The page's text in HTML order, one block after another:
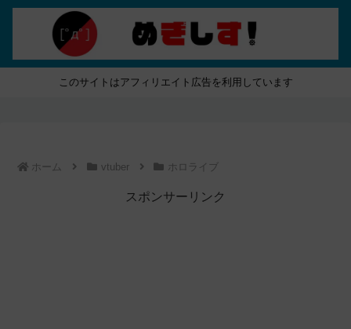
このサイトはアフィリエイト広告を利用しています
ホーム vtuber ホロライブ
スポンサーリンク